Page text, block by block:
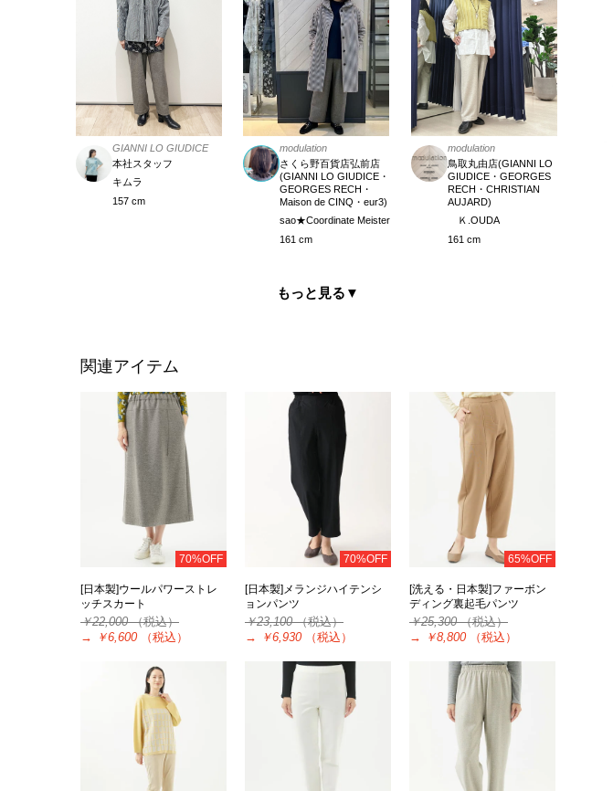
GIANNI LO GIUDICE
本社スタッフ
キムラ
157 cm
modulation
さくら野百貨店弘前店
(GIANNI LO GIUDICE・
GEORGES RECH・
Maison de CINQ・eur3)
sao★Coordinate Meister
161 cm
modulation
鳥取丸由店(GIANNI LO
GIUDICE・GEORGES
RECH・CHRISTIAN
AUJARD)
Ｋ.OUDA
161 cm
もっと見る ▼
関連アイテム
70%OFF
[日本製]ウールパワーストレ
ッチスカート
￥22,000（税込）
→
￥6,600 （税込）
70%OFF
[日本製]メランジハイテンシ
ョンパンツ
￥23,100（税込）
→
￥6,930 （税込）
65%OFF
[洗える・日本製]ファーボン
ディング裏起毛パンツ
￥25,300（税込）
→
￥8,800 （税込）